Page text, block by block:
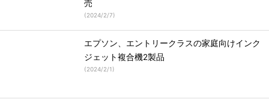
売
(2024/2/7)
エプソン、エントリークラスの家庭向けインク
ジェット複合機2製品
(2024/2/1)